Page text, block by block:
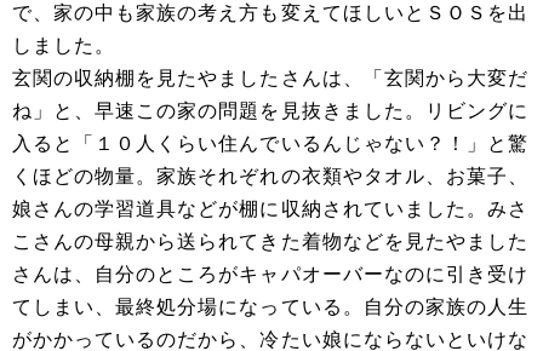
で、家の中も家族の考え方も変えてほしいとＳＯＳを出
しました。
玄関の収納棚を見たやましたさんは、「玄関から大変だ
ね」と、早速この家の問題を見抜きました。リビングに
入ると「１０人くらい住んでいるんじゃない？！」と驚
くほどの物量。家族それぞれの衣類やタオル、お菓子、
娘さんの学習道具などが棚に収納されていました。みさ
こさんの母親から送られてきた着物などを見たやました
さんは、自分のところがキャパオーバーなのに引き受け
てしまい、最終処分場になっている。自分の家族の人生
がかかっているのだから、冷たい娘にならないといけな